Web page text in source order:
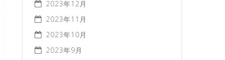
2023年12月
2023年11月
2023年10月
2023年9月